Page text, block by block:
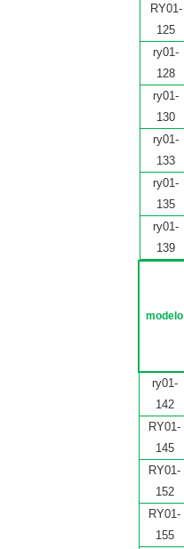
RY01-
125
ry01-
128
ry01-
130
ry01-
133
ry01-
135
ry01-
139
modelo
ry01-
142
RY01-
145
RY01-
152
RY01-
155